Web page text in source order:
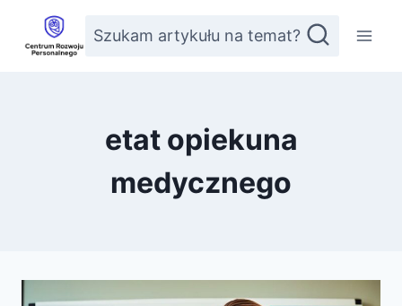
Przejdź
treści
Szukam artykułu na temat?
etat opiekuna
medycznego